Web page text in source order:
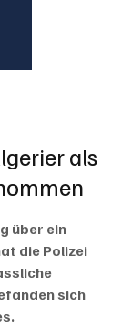
als
über ein
die Polizei
sich